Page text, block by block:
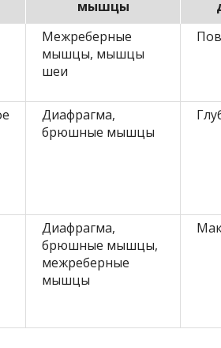
мышцы
Межреберные
мышцы, мышцы
шеи
Диафрагма,
брюшные мышцы
Диафрагма,
брюшные мышцы,
межреберные
мышцы